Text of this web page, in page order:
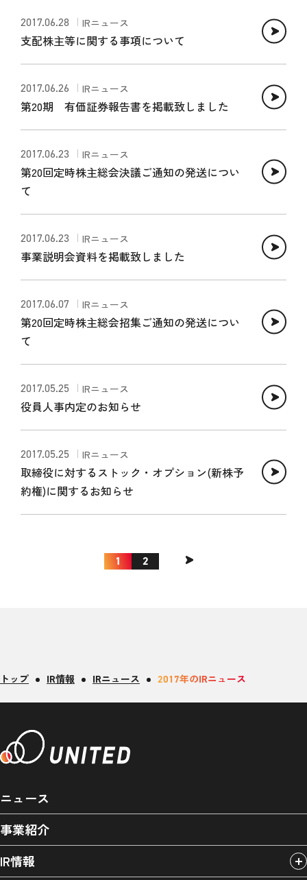
2017.06.28 IRニュース
支配株主等に関する事項について
2017.06.26 IRニュース
第20期 有価証券報告書を掲載致しました
2017.06.23 IRニュース
第20回定時株主総会決議ご通知の発送につい
て
2017.06.23 IRニュース
事業説明会資料を掲載致しました
2017.06.07 IRニュース
第20回定時株主総会招集ご通知の発送につい
て
2017.05.25 IRニュース
役員人事内定のお知らせ
2017.05.25 IRニュース
取締役に対するストック・オプション(新株予
約権)に関するお知らせ
1 2
トップ IR情報 IRニュース 2017年のIRニュース
ニュース
事業紹介
IR情報